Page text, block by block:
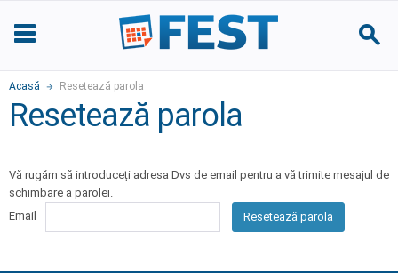
Acasă Resetează parola
Resetează parola
Vă rugăm să introduceți adresa Dvs de email pentru a vă trimite mesajul de
schimbare a parolei.
Email
Resetează parola